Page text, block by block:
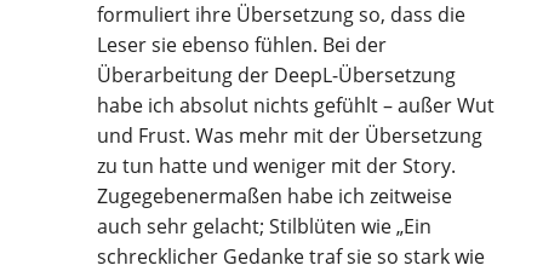
formuliert ihre Übersetzung so, dass die
Leser sie ebenso fühlen. Bei der
Überarbeitung der DeepL-Übersetzung
habe ich absolut nichts gefühlt – außer Wut
und Frust. Was mehr mit der Übersetzung
zu tun hatte und weniger mit der Story.
Zugegebenermaßen habe ich zeitweise
auch sehr gelacht; Stilblüten wie „Ein
schrecklicher Gedanke traf sie so stark wie